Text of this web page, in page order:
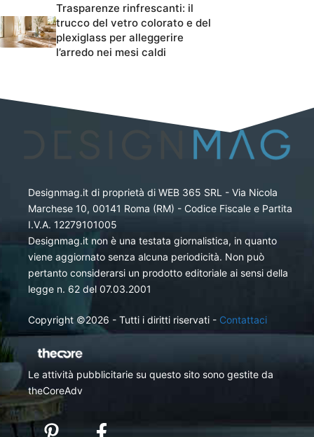
Trasparenze rinfrescanti: il
trucco del vetro colorato e del
plexiglass per alleggerire
l’arredo nei mesi caldi
Designmag.it di proprietà di WEB 365 SRL - Via Nicola
Marchese 10, 00141 Roma (RM) - Codice Fiscale e Partita
I.V.A. 12279101005
Designmag.it non è una testata giornalistica, in quanto
viene aggiornato senza alcuna periodicità. Non può
pertanto considerarsi un prodotto editoriale ai sensi della
legge n. 62 del 07.03.2001
Copyright ©2026 - Tutti i diritti riservati - Contattaci
Le attività pubblicitarie su questo sito sono gestite da
theCoreAdv